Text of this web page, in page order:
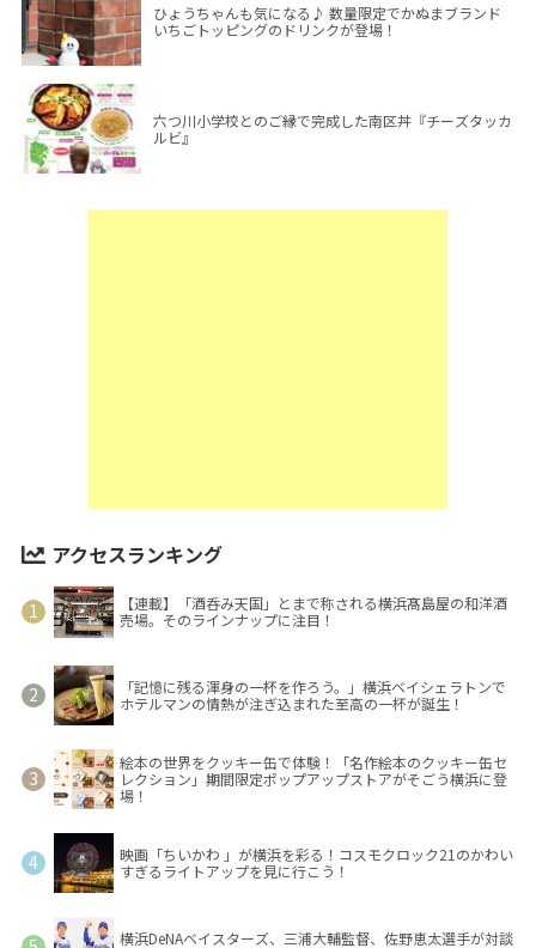
ひょうちゃんも気になる♪ 数量限定でかぬまブランド
いちごトッピングのドリンクが登場！
六つ川小学校とのご縁で完成した南区丼『チーズタッカ
ルビ』
アクセスランキング
【連載】「酒呑み天国」とまで称される横浜髙島屋の和洋酒
売場。そのラインナップに注目！
「記憶に残る渾身の一杯を作ろう。」横浜ベイシェラトンで
ホテルマンの情熱が注ぎ込まれた至高の一杯が誕生！
絵本の世界をクッキー缶で体験！「名作絵本のクッキー缶セ
レクション」期間限定ポップアップストアがそごう横浜に登
場！
映画「ちいかわ 」が横浜を彩る！コスモクロック21のかわい
すぎるライトアップを見に行こう！
横浜DeNAベイスターズ、三浦大輔監督、佐野恵太選手が対談